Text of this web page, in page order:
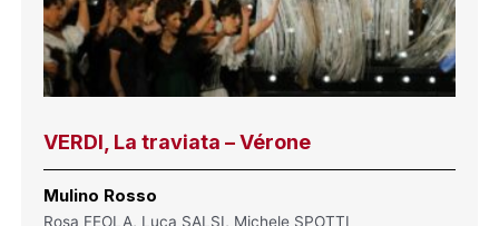
VERDI, La traviata – Vérone
Mulino Rosso
Rosa FEOLA, Luca SALSI, Michele SPOTTI